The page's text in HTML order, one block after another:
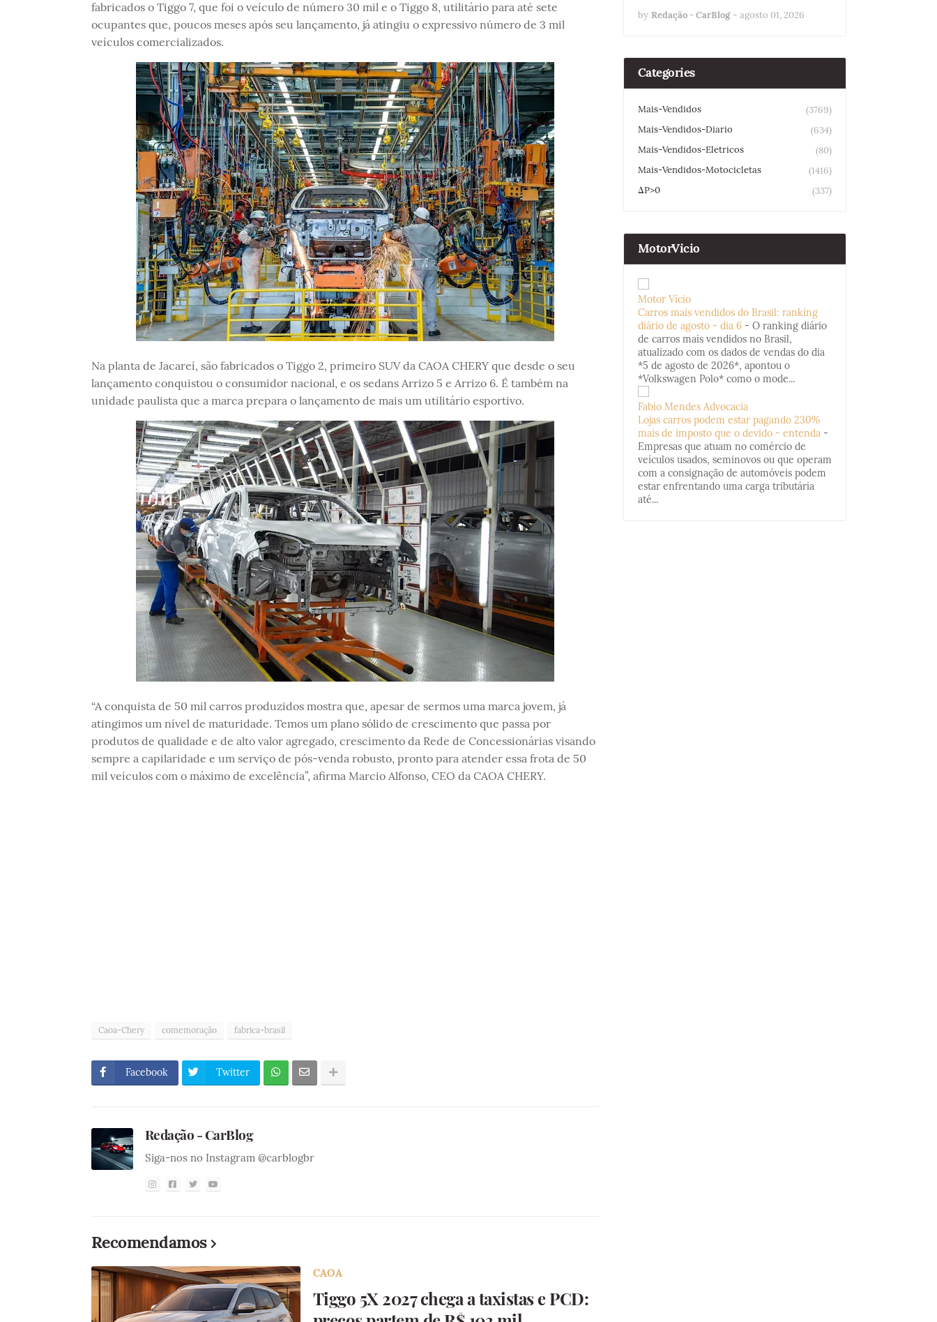
fabricados o Tiggo 7, que foi o veículo de número 30 mil e o Tiggo 8, utilitário para até sete
ocupantes que, poucos meses após seu lançamento, já atingiu o expressivo número de 3 mil
veículos comercializados.
Na planta de Jacareí, são fabricados o Tiggo 2, primeiro SUV da CAOA CHERY que desde o seu
lançamento conquistou o consumidor nacional, e os sedans Arrizo 5 e Arrizo 6. É também na
unidade paulista que a marca prepara o lançamento de mais um utilitário esportivo.
“A conquista de 50 mil carros produzidos mostra que, apesar de sermos uma marca jovem, já
atingimos um nível de maturidade. Temos um plano sólido de crescimento que passa por
produtos de qualidade e de alto valor agregado, crescimento da Rede de Concessionárias visando
sempre a capilaridade e um serviço de pós-venda robusto, pronto para atender essa frota de 50
mil veículos com o máximo de excelência”, afirma Marcio Alfonso, CEO da CAOA CHERY.
Caoa-Chery comemoração fabrica-brasil
Facebook Twitter
Redação - CarBlog
Siga-nos no Instagram @carblogbr
Recomendamos
CAOA
Tiggo 5X 2027 chega a taxistas e PCD:
by Redação - CarBlog - agosto 01, 2026
Categories
Mais-Vendidos
(3769)
Mais-Vendidos-Diario
(634)
Mais-Vendidos-Eletricos
(80)
Mais-Vendidos-Motocicletas
(1416)
ΔP>0
(337)
MotorVicio
Motor Vício
Carros mais vendidos do Brasil: ranking
diário de agosto - dia 6 - O ranking diário
de carros mais vendidos no Brasil,
atualizado com os dados de vendas do dia
*5 de agosto de 2026*, apontou o
*Volkswagen Polo* como o mode...
Fabio Mendes Advocacia
Lojas carros podem estar pagando 230%
mais de imposto que o devido - entenda -
Empresas que atuam no comércio de
veículos usados, seminovos ou que operam
com a consignação de automóveis podem
estar enfrentando uma carga tributária
até...